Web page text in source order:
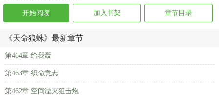
开始阅读 加入书架 章节目录
《天命狼蛛》最新章节
第464章 给我轰
第463章 织命意志
第462章 空间湮灭狙击炮